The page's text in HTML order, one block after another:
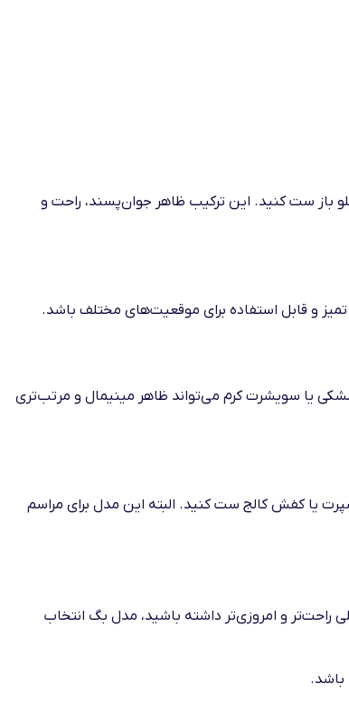
باز ست کنید. این ترکیب ظاهر جوان‌پسند، راحت و
و قابل استفاده برای موقعیت‌های مختلف باشد.
یا سویشرت کرم می‌تواند ظاهر مینیمال و مرتب‌تری
یا کفش کالج ست کنید. البته این مدل برای مراسم
راحت‌تر و امروزی‌تر داشته باشید، مدل بگ انتخاب
باشد.